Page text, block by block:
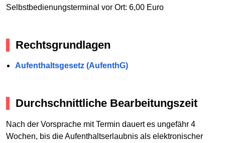
Selbstbedienungsterminal vor Ort: 6,00 Euro
Rechtsgrundlagen
Aufenthaltsgesetz (AufenthG)
Durchschnittliche Bearbeitungszeit
Nach der Vorsprache mit Termin dauert es ungefähr 4
Wochen, bis die Aufenthaltserlaubnis als elektronischer